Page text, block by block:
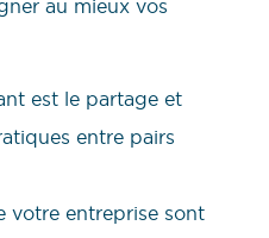
au mieux vos
est le partage et
entre pairs
votre entreprise sont